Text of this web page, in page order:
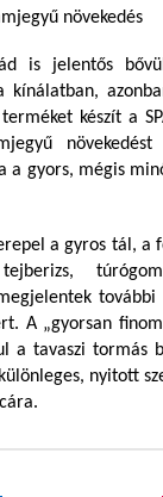
növekedés
is jelentős
készít a
a gyors, mégis
a gyros tál, a
A „gyorsan
a tavaszi tormás
nyitott